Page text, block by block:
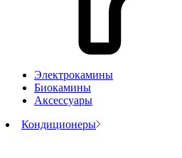
Электрокамины
Биокамины
Аксессуары
Кондиционеры